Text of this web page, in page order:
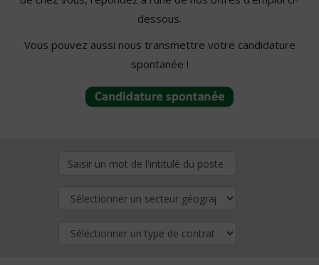
dessous.
Vous pouvez aussi nous transmettre votre candidature
spontanée !